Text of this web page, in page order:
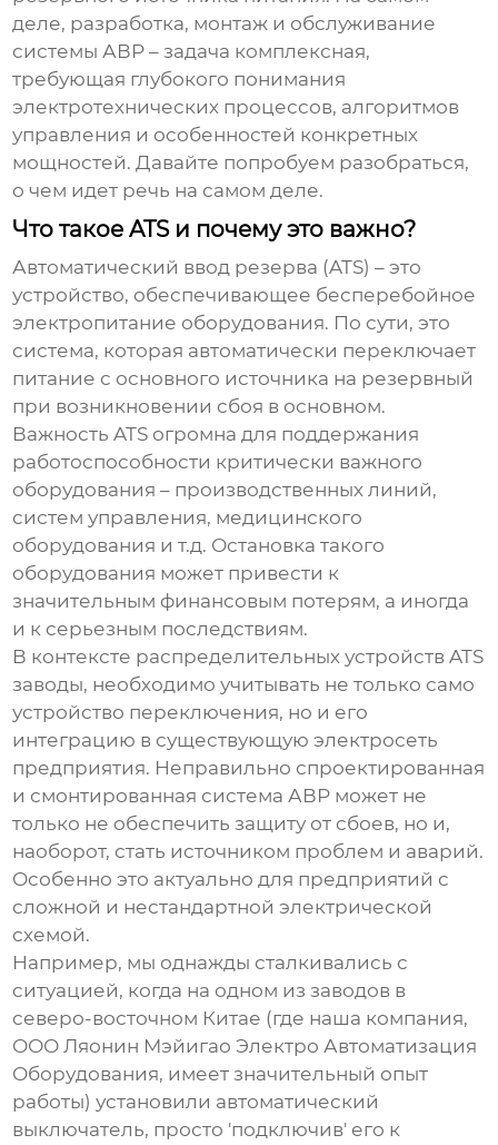
деле, разработка, монтаж и обслуживание
системы АВР – задача комплексная,
требующая глубокого понимания
электротехнических процессов, алгоритмов
управления и особенностей конкретных
мощностей. Давайте попробуем разобраться,
о чем идет речь на самом деле.
Что такое ATS и почему это важно?
Автоматический ввод резерва (ATS) – это
устройство, обеспечивающее бесперебойное
электропитание оборудования. По сути, это
система, которая автоматически переключает
питание с основного источника на резервный
при возникновении сбоя в основном.
Важность ATS огромна для поддержания
работоспособности критически важного
оборудования – производственных линий,
систем управления, медицинского
оборудования и т.д. Остановка такого
оборудования может привести к
значительным финансовым потерям, а иногда
и к серьезным последствиям.
В контексте распределительных устройств ATS
заводы, необходимо учитывать не только само
устройство переключения, но и его
интеграцию в существующую электросеть
предприятия. Неправильно спроектированная
и смонтированная система АВР может не
только не обеспечить защиту от сбоев, но и,
наоборот, стать источником проблем и аварий.
Особенно это актуально для предприятий с
сложной и нестандартной электрической
схемой.
Например, мы однажды сталкивались с
ситуацией, когда на одном из заводов в
северо-восточном Китае (где наша компания,
ООО Ляонин Мэйигао Электро Автоматизация
Оборудования, имеет значительный опыт
работы) установили автоматический
выключатель, просто 'подключив' его к